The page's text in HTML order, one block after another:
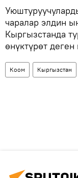
чаралар элдин
Кыргызстанда
өнүктүрөт
Коом Кыргызстан